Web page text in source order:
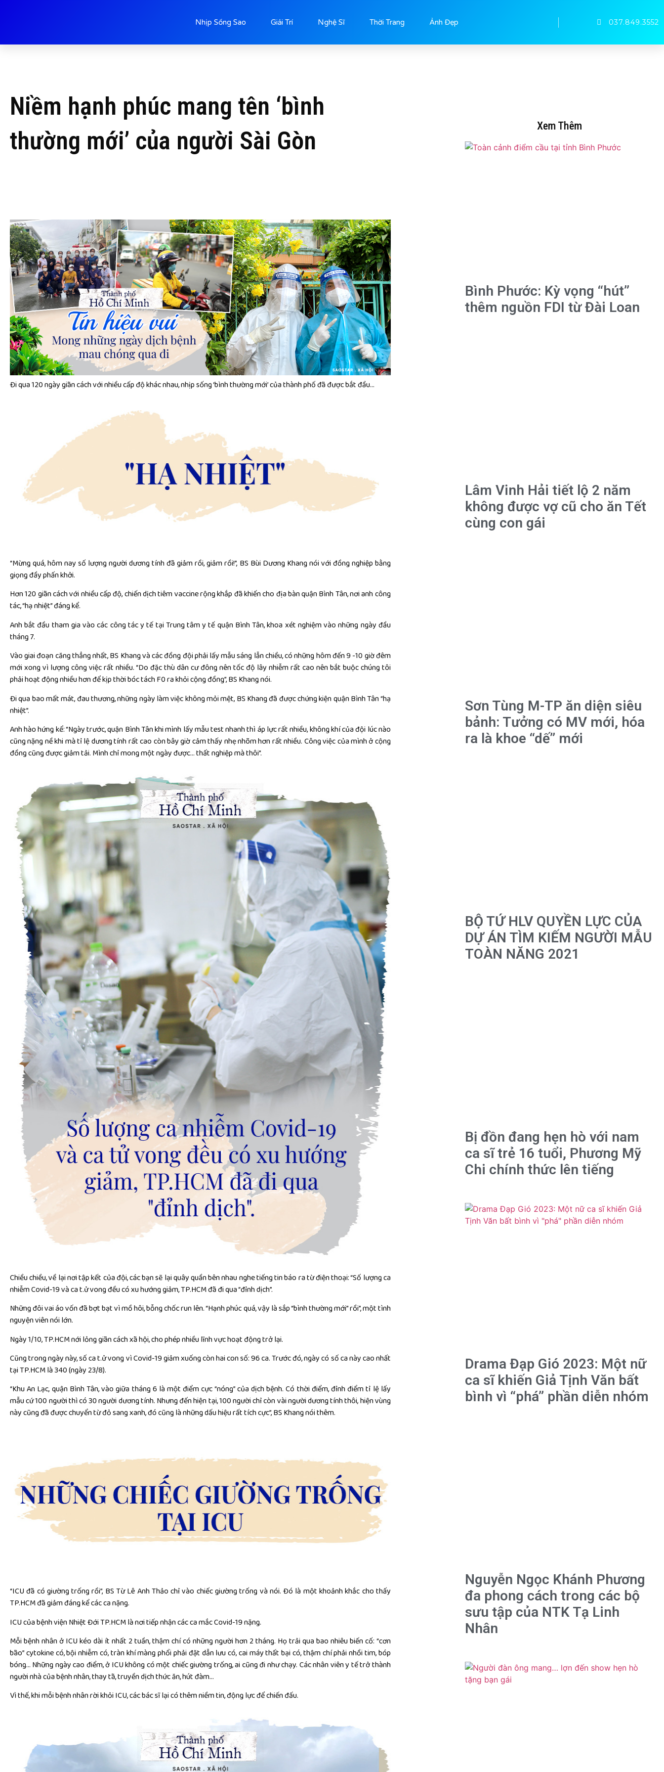
Nhịp Sống Sao Giải Trí Nghệ Sĩ Thời Trang Ảnh Đẹp 037.849.3552
Niềm hạnh phúc mang tên ‘bình
thường mới’ của người Sài Gòn
Đi qua 120 ngày giãn cách với nhiều cấp độ khác nhau, nhịp sống ‘bình thường mới’ của thành phố đã được bắt đầu…
“Mừng quá, hôm nay số lượng người dương tính đã giảm rồi, giảm rồi!”, BS Bùi Dương Khang nói với đồng nghiệp bằng
giọng đầy phấn khởi.
Hơn 120 giãn cách với nhiều cấp độ, chiến dịch tiêm vaccine rộng khắp đã khiến cho địa bàn quận Bình Tân, nơi anh công
tác, “hạ nhiệt” đáng kể.
Anh bắt đầu tham gia vào các công tác y tế tại Trung tâm y tế quận Bình Tân, khoa xét nghiệm vào những ngày đầu
tháng 7.
Vào giai đoạn căng thẳng nhất, BS Khang và các đồng đội phải lấy mẫu sáng lẫn chiều, có những hôm đến 9 -10 giờ đêm
mới xong vì lượng công việc rất nhiều. “Do đặc thù dân cư đông nên tốc độ lây nhiễm rất cao nên bắt buộc chúng tôi
phải hoạt động nhiều hơn để kịp thời bóc tách F0 ra khỏi cộng đồng”, BS Khang nói.
Đi qua bao mất mát, đau thương, những ngày làm việc không mỏi mệt, BS Khang đã được chứng kiện quận Bình Tân “hạ
nhiệt”.
Anh hào hứng kể: “Ngày trước, quận Bình Tân khi mình lấy mẫu test nhanh thì áp lực rất nhiều, không khí của đội lúc nào
cũng nặng nề khi mà tỉ lệ dương tính rất cao còn bây giờ cảm thấy nhẹ nhõm hơn rất nhiều. Công việc của mình ở cộng
đồng cũng được giảm tải. Mình chỉ mong một ngày được… thất nghiệp mà thôi”.
Chiều chiều, về lại nơi tập kết của đội, các bạn sẽ lại quây quần bên nhau nghe tiếng tin báo ra từ điện thoại: “Số lượng ca
nhiễm Covid-19 và ca t.ử vong đều có xu hướng giảm, TP.HCM đã đi qua “đỉnh dịch”.
Những đôi vai áo vốn đã bợt bạt vì mồ hôi, bỗng chốc run lên. “Hạnh phúc quá, vậy là sắp “bình thường mới” rồi”, một tình
nguyện viên nói lớn.
Ngày 1/10, TP.HCM nới lỏng giãn cách xã hội, cho phép nhiều lĩnh vực hoạt động trở lại.
Cũng trong ngày này, số ca t.ử vong vì Covid-19 giảm xuống còn hai con số: 96 ca. Trước đó, ngày có số ca này cao nhất
tại TP.HCM là 340 (ngày 23/8).
“Khu An Lạc, quận Bình Tân, vào giữa tháng 6 là một điểm cực “nóng” của dịch bệnh. Có thời điểm, đỉnh điểm tỉ lệ lấy
mẫu cứ 100 người thì có 30 người dương tính. Nhưng đến hiện tại, 100 người chỉ còn vài người dương tính thôi, hiện vùng
này cũng đã được chuyển từ đỏ sang xanh, đó cũng là những dấu hiệu rất tích cực”, BS Khang nói thêm.
“ICU đã có giường trống rồi”, BS Từ Lê Anh Thảo chỉ vào chiếc giường trống và nói. Đó là một khoảnh khắc cho thấy
TP.HCM đã giảm đáng kể các ca nặng.
ICU của bệnh viện Nhiệt Đới TP.HCM là nơi tiếp nhận các ca mắc Covid-19 nặng.
Mỗi bệnh nhân ở ICU kéo dài ít nhất 2 tuần, thậm chí có những người hơn 2 tháng. Họ trải qua bao nhiêu biến cố: “cơn
bão” cytokine có, bội nhiễm có, tràn khí màng phổi phải đặt dẫn lưu có, cai máy thất bại có, thậm chí phải nhồi tim, bóp
bóng… Những ngày cao điểm, ở ICU không có một chiếc giường trống, ai cũng đi như chạy. Các nhân viên y tế trở thành
người nhà của bệnh nhân, thay tã, truyền dịch thức ăn, hút đàm…
Vì thế, khi mỗi bệnh nhân rời khỏi ICU, các bác sĩ lại có thêm niềm tin, động lực để chiến đấu.
Xem Thêm
Bình Phước: Kỳ vọng “hút”
thêm nguồn FDI từ Đài Loan
Lâm Vinh Hải tiết lộ 2 năm
không được vợ cũ cho ăn Tết
cùng con gái
Sơn Tùng M-TP ăn diện siêu
bảnh: Tưởng có MV mới, hóa
ra là khoe “dế” mới
BỘ TỨ HLV QUYỀN LỰC CỦA
DỰ ÁN TÌM KIẾM NGƯỜI MẪU
TOÀN NĂNG 2021
Bị đồn đang hẹn hò với nam
ca sĩ trẻ 16 tuổi, Phương Mỹ
Chi chính thức lên tiếng
Drama Đạp Gió 2023: Một nữ
ca sĩ khiến Giả Tịnh Văn bất
bình vì “phá” phần diễn nhóm
Nguyễn Ngọc Khánh Phương
đa phong cách trong các bộ
sưu tập của NTK Tạ Linh
Nhân